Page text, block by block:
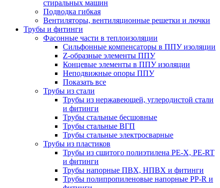
стиральных машин
Подводка гибкая
Вентиляторы, вентиляционные решетки и лючки
Трубы и фитинги
Фасонные части в теплоизоляции
Cильфонные компенсаторы в ППУ изоляции
Z-образные элементы ППУ
Концевые элементы в ППУ изоляции
Неподвижные опоры ППУ
Показать все
Трубы из стали
Трубы из нержавеющей, углеродистой стали
и фитинги
Трубы стальные бесшовные
Трубы стальные ВГП
Трубы стальные электросварные
Трубы из пластиков
Трубы из сшитого полиэтилена PE-X, PE-RT
и фитинги
Трубы напорные ПВХ, НПВХ и фитинги
Трубы полипропиленовые напорные PP-R и